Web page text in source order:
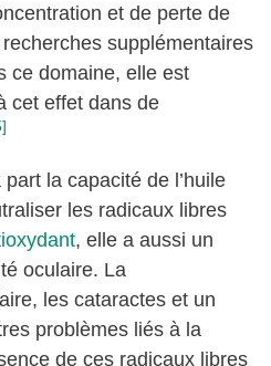
et de perte de
supplémentaires
ce domaine, elle est
cet effet dans de
part la capacité de l’huile
les radicaux libres
, elle a aussi un
oculaire. La
les cataractes et un
problèmes liés à la
de ces radicaux libres